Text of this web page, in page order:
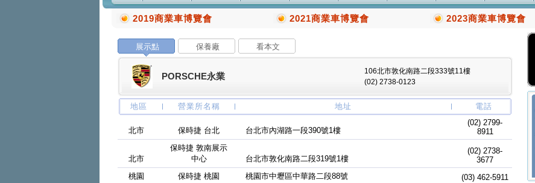
2019商業車博覽會 2021商業車博覽會 2023商業車博覽會
展示點 保養廠 看本文
PORSCHE永業
106北市敦化南路二段333號11樓
(02) 2738-0123
地區 營業所名稱 地址 電話
北市 保時捷 台北 台北市內湖路一段390號1樓
(02) 2799-
8911
北市
保時捷 敦南展示
中心
台北市敦化南路二段319號1樓
(02) 2738-
3677
桃園
保時捷 桃園 桃園市中壢區中華路二段88號 (03) 462-5911